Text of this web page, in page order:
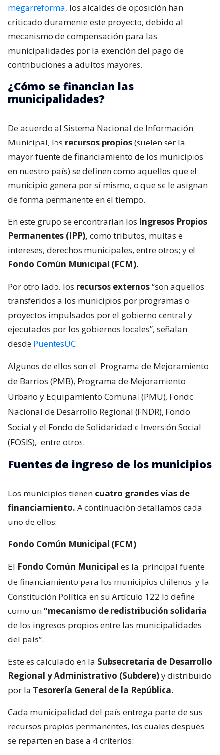
megarreforma, los alcaldes de oposición han
criticado duramente este proyecto, debido al
mecanismo de compensación para las
municipalidades por la exención del pago de
contribuciones a adultos mayores.
¿Cómo se financian las
municipalidades?
De acuerdo al Sistema Nacional de Información
Municipal, los recursos propios(suelen ser la
mayor fuente de financiamiento de los municipios
en nuestro país) se definen como aquellos que el
municipio genera por sí mismo, o que se le asignan
de forma permanente en el tiempo.
En este grupo se encontrarían los Ingresos Propios
Permanentes (IPP), como tributos, multas e
intereses, derechos municipales, entre otros; y el
Fondo Común Municipal (FCM).
Por otro lado, los recursos externos“son aquellos
transferidos a los municipios por programas o
proyectos impulsados por el gobierno central y
ejecutados por los gobiernos locales”, señalan
desde PuentesUC.
Algunos de ellos son el Programa de Mejoramiento
de Barrios (PMB), Programa de Mejoramiento
Urbano y Equipamiento Comunal (PMU), Fondo
Nacional de Desarrollo Regional (FNDR), Fondo
Social y el Fondo de Solidaridad e Inversión Social
(FOSIS), entre otros.
Fuentes de ingreso de los municipios
Los municipios tienen cuatro grandes vías de
financiamiento. A continuación detallamos cada
uno de ellos:
Fondo Común Municipal (FCM)
El Fondo Común Municipal es la principal fuente
de financiamiento para los municipios chilenos y la
Constitución Política en su Artículo 122 lo define
como un“mecanismo de redistribución solidaria
de los ingresos propios entre las municipalidades
del país”.
Este es calculado en la Subsecretaría de Desarrollo
Regional y Administrativo (Subdere)y distribuido
por la Tesorería General de la República.
Cada municipalidad del país entrega parte de sus
recursos propios permanentes, los cuales después
se reparten en base a 4 criterios: